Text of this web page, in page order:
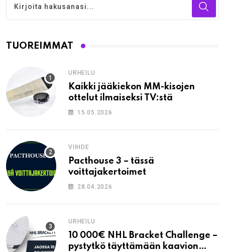
TUOREIMMAT
URHEILU
Kaikki jääkiekon MM-kisojen
ottelut ilmaiseksi TV:stä
15.05.2026
VIIHDE
Pacthouse 3 – tässä
voittajakertoimet
28.04.2026
URHEILU
10 000€ NHL Bracket Challenge –
pystytkö täyttämään kaavion